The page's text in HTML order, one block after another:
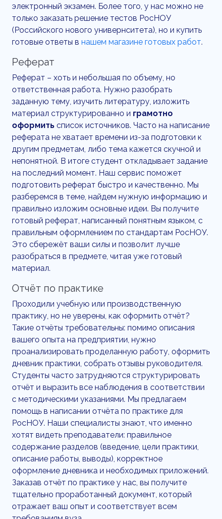
электронный экзамен. Более того, у нас можно не
только заказать решение тестов РосНОУ
(Российского нового универнситета), но и купить
готовые ответы в нашем магазине готовых работ.
Реферат
Реферат – хоть и небольшая по объему, но
ответственная работа. Нужно разобрать
заданную тему, изучить литературу, изложить
материал структурированно и грамотно
оформить список источников. Часто на написание
реферата не хватает времени из-за подготовки к
другим предметам, либо тема кажется скучной и
непонятной. В итоге студент откладывает задание
на последний момент. Наш сервис поможет
подготовить реферат быстро и качественно. Мы
разберемся в теме, найдем нужную информацию и
правильно изложим основные идеи. Вы получите
готовый реферат, написанный понятным языком, с
правильным оформлением по стандартам РосНОУ.
Это сбережёт ваши силы и позволит лучше
разобраться в предмете, читая уже готовый
материал.
Отчёт по практике
Проходили учебную или производственную
практику, но не уверены, как оформить отчёт?
Такие отчёты требовательны: помимо описания
вашего опыта на предприятии, нужно
проанализировать проделанную работу, оформить
дневник практики, собрать отзывы руководителя.
Студенты часто затрудняются структурировать
отчёт и выразить все наблюдения в соответствии
с методическими указаниями. Мы предлагаем
помощь в написании отчёта по практике для
РосНОУ. Наши специалисты знают, что именно
хотят видеть преподаватели: правильное
содержание разделов (введение, цели практики,
описание работы, выводы), корректное
оформление дневника и необходимых приложений.
Заказав отчёт по практике у нас, вы получите
тщательно проработанный документ, который
отражает ваш опыт и соответствует всем